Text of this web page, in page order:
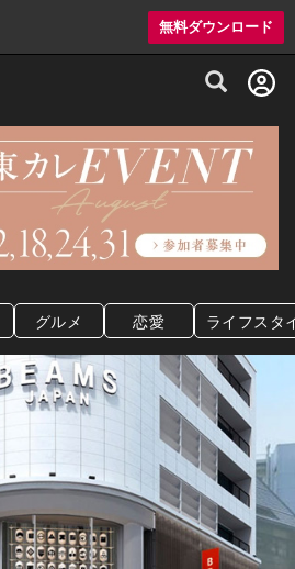
無料ダウンロード
グルメ情報・プレミアムレストラン予約
グルメ 恋愛 ライフスタ